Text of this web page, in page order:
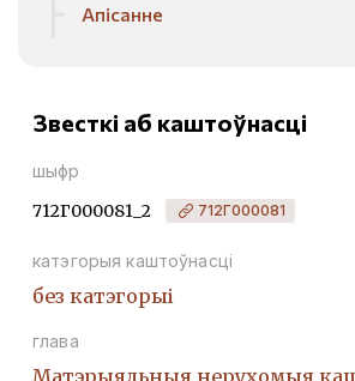
Апісанне
Звесткі аб каштоўнасці
шыфр
712Г000081_2 712Г000081
катэгорыя каштоўнасці
без катэгорыі
глава
Матэрыяльныя нерухомыя